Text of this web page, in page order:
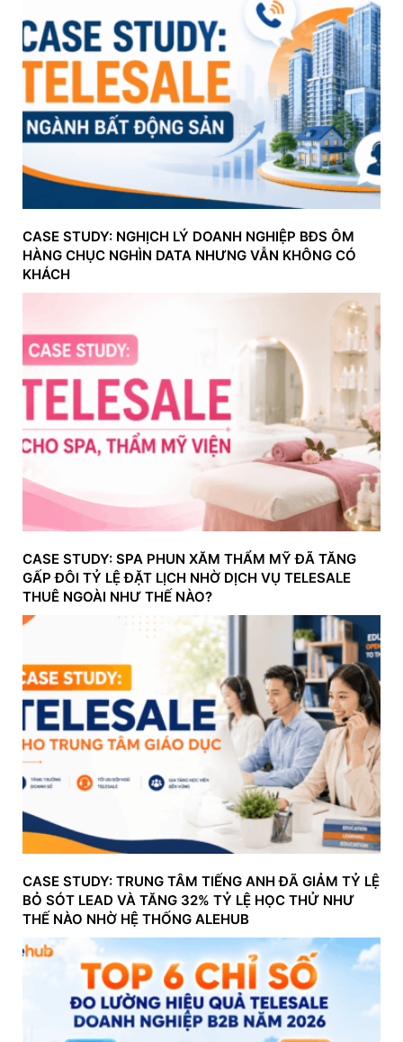
CASE STUDY: NGHỊCH LÝ DOANH NGHIỆP BĐS ÔM
HÀNG CHỤC NGHÌN DATA NHƯNG VẪN KHÔNG CÓ
KHÁCH
CASE STUDY: SPA PHUN XĂM THẨM MỸ ĐÃ TĂNG
GẤP ĐÔI TỶ LỆ ĐẶT LỊCH NHỜ DỊCH VỤ TELESALE
THUÊ NGOÀI NHƯ THẾ NÀO?
CASE STUDY: TRUNG TÂM TIẾNG ANH ĐÃ GIẢM TỶ LỆ
BỎ SÓT LEAD VÀ TĂNG 32% TỶ LỆ HỌC THỬ NHƯ
THẾ NÀO NHỜ HỆ THỐNG ALEHUB